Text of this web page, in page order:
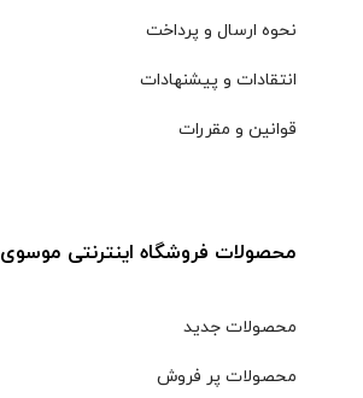
نحوه ارسال و پرداخت
انتقادات و پیشنهادات
قوانین و مقررات
محصولات فروشگاه اینترنتی موسوی
محصولات جدید
محصولات پر فروش